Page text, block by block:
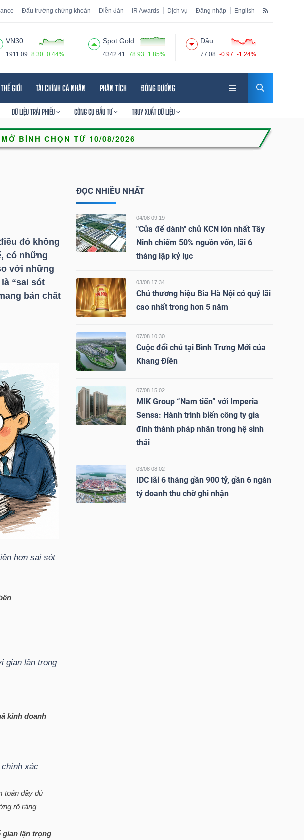
Đấu trường chứng khoán Diễn đàn IR Awards Dịch vụ Đăng nhập English
VN30
1911.09 8.30 0.44%
Spot Gold
4342.41 78.93 1.85%
Dầu
77.08 -0.97 -1.24%
THẾ GIỚI TÀI CHÍNH CÁ NHÂN PHÂN TÍCH ĐÔNG DƯƠNG
DỮ LIỆU TRÁI PHIẾU CÔNG CỤ ĐẦU TƯ TRUY XUẤT DỮ LIỆU
đó không
có những
với những
“sai sót
bản chất
hơn sai sót
gian lận trong
kinh doanh
xác
toán đầy đủ
rõ ràng
gian lận trọng
ĐỌC NHIỀU NHẤT
04/08 09:19
"Của để dành" chủ KCN lớn nhất Tây
Ninh chiếm 50% nguồn vốn, lãi 6
tháng lập kỷ lục
03/08 17:34
Chủ thương hiệu Bia Hà Nội có quý lãi
cao nhất trong hơn 5 năm
07/08 10:30
Cuộc đổi chủ tại Bình Trưng Mới của
Khang Điền
07/08 15:02
MIK Group “Nam tiến” với Imperia
Sensa: Hành trình biến công ty gia
đình thành pháp nhân trong hệ sinh
thái
03/08 08:02
IDC lãi 6 tháng gần 900 tỷ, gần 6 ngàn
tỷ doanh thu chờ ghi nhận